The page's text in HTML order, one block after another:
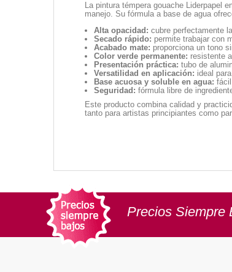
La pintura témpera gouache Liderpapel
manejo. Su fórmula a base de agua
Alta opacidad: cubre perfectamente
Secado rápido: permite trabajar con
Acabado mate: proporciona un tono
Color verde permanente: resistente
Presentación práctica: tubo de
Versatilidad en aplicación: ideal
Base acuosa y soluble en agua:
Seguridad: fórmula libre de
Este producto combina calidad y
tanto para artistas principiantes como
Precios Siempre